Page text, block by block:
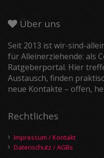
Über uns
Seit 2013 ist wir-sind-
für Alleinerziehende: als
Ratgeberportal. Hier
Austausch, finden
neue Kontakte – offen,
Rechtliches
Impressum / Kontakt
Datenschutz / AGBs